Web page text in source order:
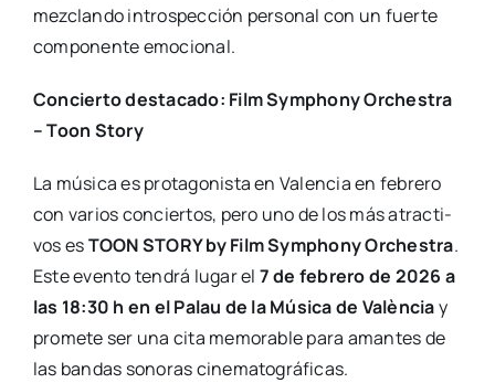
mez­clan­do intros­pec­ción per­so­nal con un fuer­te
com­po­nen­te emo­cio­nal.
Con­cier­to des­ta­ca­do: Film Symphony Orches­tra
– Toon Story
La músi­ca es pro­ta­go­nis­ta en Valen­cia en febre­ro
con varios con­cier­tos, pero uno de los más atrac­ti­
vos esTOON STORY by Film Symphony Orches­tra.
Este even­to ten­drá lugar el 7 de febre­ro de 2026 a
las 18:30 h en el Palau de la Músi­ca de Valèn­ciay
pro­me­te ser una cita memo­ra­ble para aman­tes de
las ban­das sono­ras cine­ma­to­grá­fi­cas.